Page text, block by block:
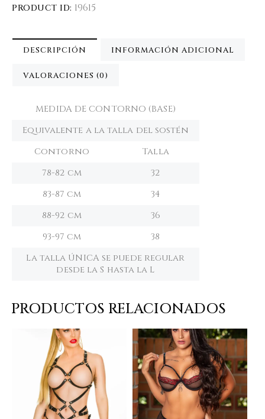
PRODUCT ID: 19615
DESCRIPCIÓN INFORMACIÓN ADICIONAL
VALORACIONES (0)
MEDIDA DE CONTORNO (BASE)
Equivalente a la talla del sostén
Contorno
Talla
78-82 cm
32
83-87 cm
34
88-92 cm
36
93-97 cm
38
La talla ÚNICA se puede regular
desde la S hasta la L
PRODUCTOS RELACIONADOS